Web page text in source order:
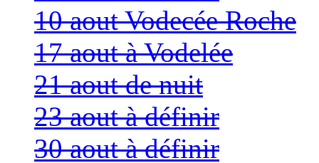
10 aout Vodecée Roche
17 aout à Vodelée
21 aout de nuit
23 aout à définir
30 aout à définir